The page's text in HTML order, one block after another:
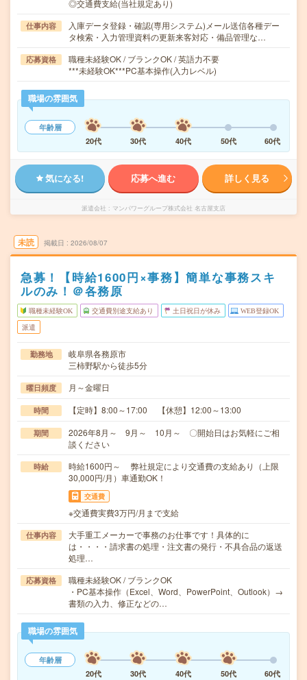
◎交通費支給(当社規定あり)
仕事内容
入庫データ登録・確認(専用システム)メール送信各種デー
タ検索・入力管理資料の更新来客対応・備品管理な…
応募資格
職種未経験OK / ブランクOK / 英語力不要
***未経験OK***PC基本操作(入力レベル)
職場の雰囲気
年齢層
20代
30代 40代 50代 60代
気になる! 応募へ進む 詳しく見る
派遣会社 マンパワーグループ株式会社 名古屋支店
未読 掲載日 2026/08/07
急募！【時給1600円×事務】簡単な事務スキ
ルのみ！＠各務原
職種未経験OK 交通費別途支給あり 土日祝日が休み WEB登録OK
派遣
勤務地
岐阜県各務原市
三柿野駅から徒歩5分
曜日頻度 月～金曜日
時間 【定時】8:00～17:00 【休憩】12:00～13:00
期間
2026年8月～ 9月～ 10月～ 〇開始日はお気軽にご相
談ください
時給
時給1600円～ 弊社規定により交通費の支給あり（上限
30,000円/月）車通勤OK！
交通費
※交通費実費3万円/月まで支給
仕事内容
大手重工メーカーで事務のお仕事です！具体的に
は・・・・請求書の処理・注文書の発行・不具合品の返送
処理…
応募資格
職種未経験OK / ブランクOK
・PC基本操作（Excel、Word、PowerPoint、Outlook）→
書類の入力、修正などの…
職場の雰囲気
年齢層
20代
30代 40代 50代 60代